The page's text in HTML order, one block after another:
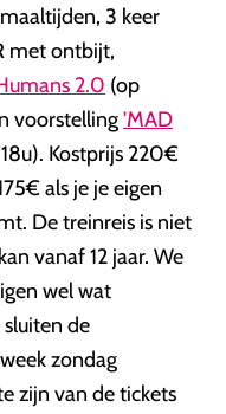
3 keer
met ontbijt,
2.0 (op
voorstelling'MAD
Kostprijs 220€
als je je eigen
De treinreis is niet
vanaf 12 jaar. We
wel wat
de
zondag
zijn van de tickets